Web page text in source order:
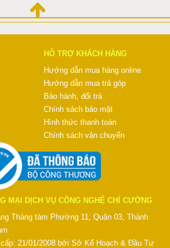
HỖ TRỢ KHÁCH HÀNG
Hướng dẫn mua hàng online
Hướng dẫn mua trả góp
Bảo hành, đổi trả
Chính sách bảo mật
Hình thức thanh toán
Chính sách vận chuyển
MẠI DỊCH VỤ CÔNG NGHỆ CHÍ CƯỜNG
Tháng tám Phường 11, Quận 03, Thành
cấp: 21/01/2008 bởi Sở Kế Hoạch & Đầu Tư